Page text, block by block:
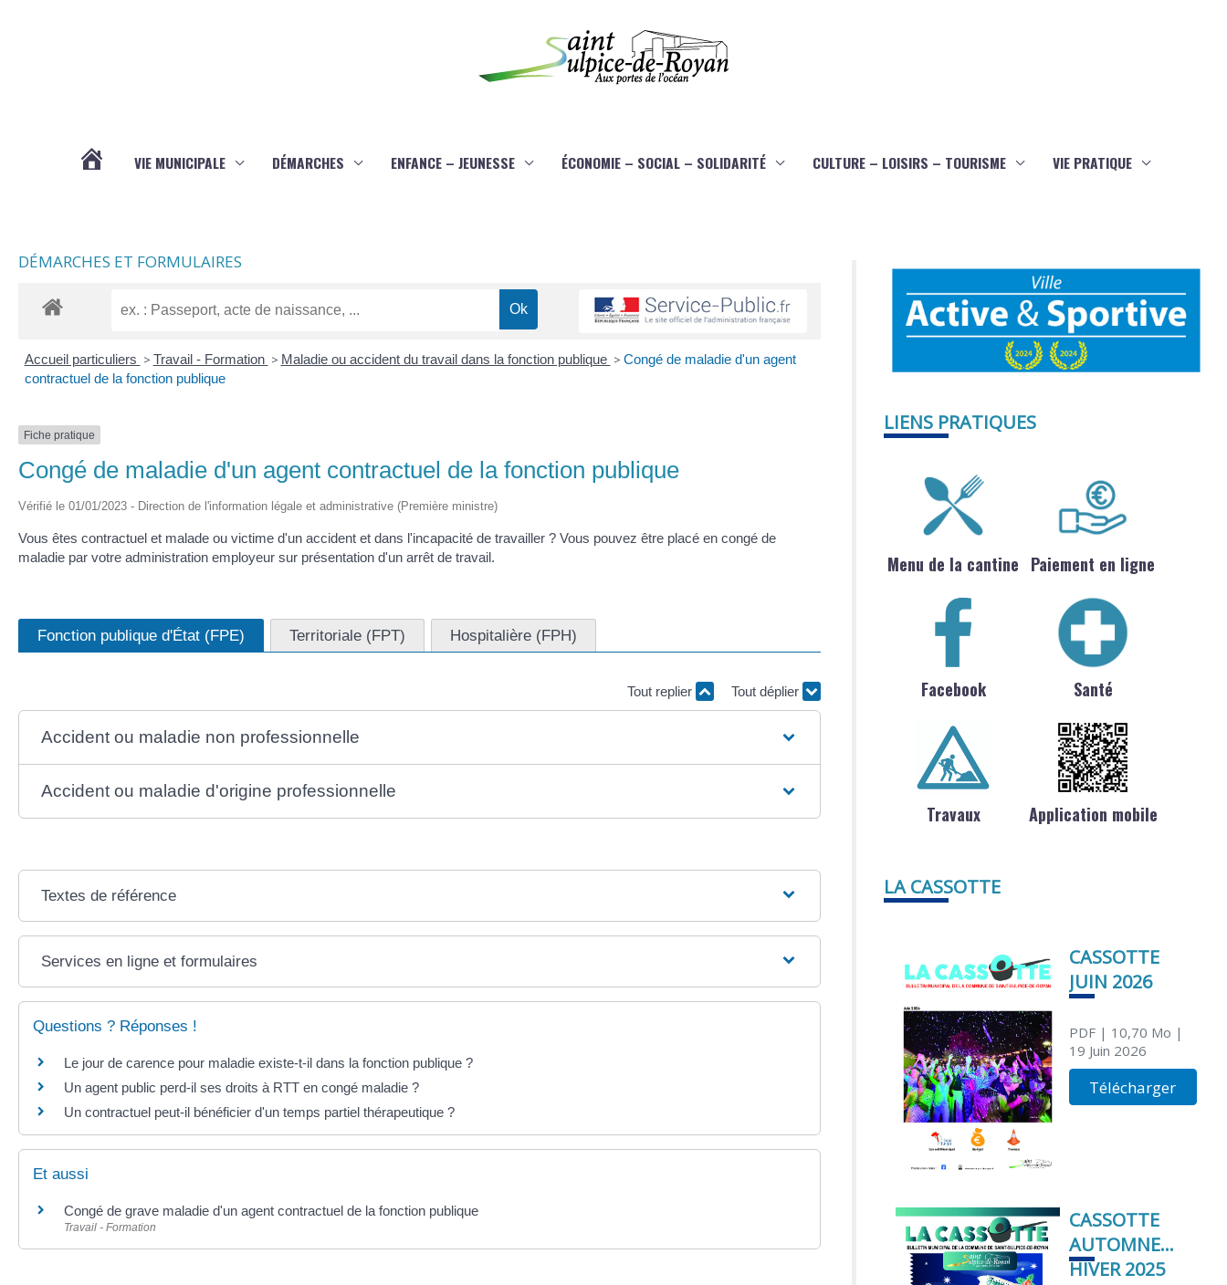
VIE MUNICIPALE DÉMARCHES ENFANCE – JEUNESSE ÉCONOMIE – SOCIAL – SOLIDARITÉ CULTURE – LOISIRS – TOURISME VIE PRATIQUE
DÉMARCHES ET FORMULAIRES
Accueil particuliers > Travail - Formation > Maladie ou accident du travail dans la fonction publique > Congé de maladie d'un agent
contractuel de la fonction publique
Fiche pratique
Congé de maladie d'un agent contractuel de la fonction publique
Vérifié le 01/01/2023 - Direction de l'information légale et administrative (Première ministre)
Vous êtes contractuel et malade ou victime d'un accident et dans l'incapacité de travailler ? Vous pouvez être placé en congé de
maladie par votre administration employeur sur présentation d'un arrêt de travail.
Fonction publique d'État (FPE) Territoriale (FPT) Hospitalière (FPH)
Tout replier Tout déplier
Accident ou maladie non professionnelle
Accident ou maladie d'origine professionnelle
Textes de référence
Services en ligne et formulaires
Questions ? Réponses !
Le jour de carence pour maladie existe-t-il dans la fonction publique ?
Un agent public perd-il ses droits à RTT en congé maladie ?
Un contractuel peut-il bénéficier d'un temps partiel thérapeutique ?
Et aussi
Congé de grave maladie d'un agent contractuel de la fonction publique
Travail - Formation
LIENS PRATIQUES
Menu de la cantine Paiement en ligne
Facebook Santé
Travaux Application mobile
LA CASSOTTE
CASSOTTE
JUIN 2026
PDF| 10,70 Mo |
19 Juin 2026
Télécharger
CASSOTTE
AUTOMNE
HIVER 2025